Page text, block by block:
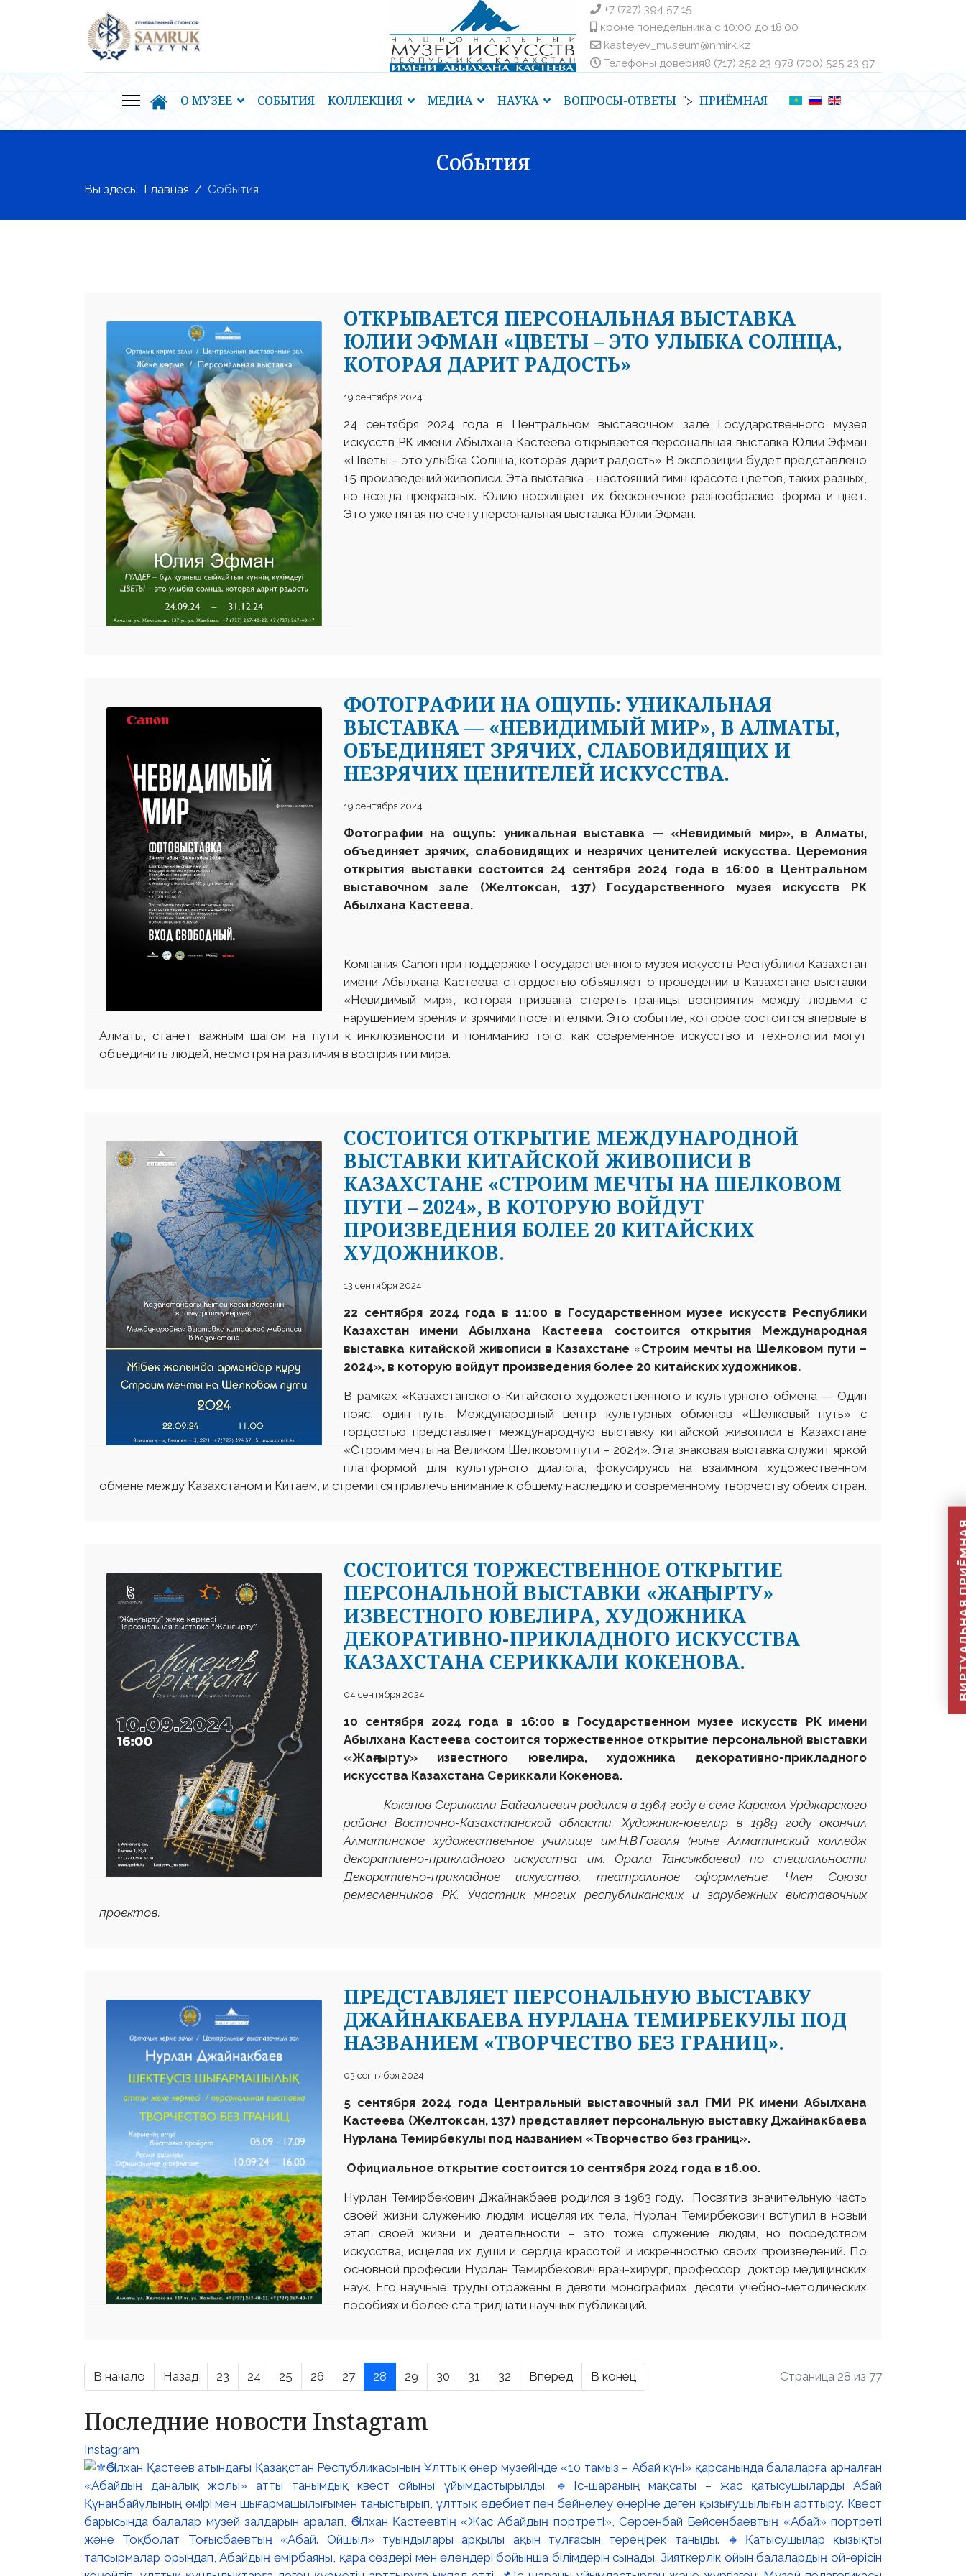
+7 (727) 394 57 15
кроме понедельника с 10:00 до 18:00
kasteyev_museum@nmirk.kz
Телефоны доверияㅤ8 (717) 252 23 97ㅤㅤ8 (700) 525 23 97
О МУЗЕЕ СОБЫТИЯ КОЛЛЕКЦИЯ МЕДИА НАУКА ВОПРОСЫ-ОТВЕТЫ "> ПРИЁМНАЯ
События
Вы здесь: Главная События
OТКРЫВАЕТСЯ ПЕРСОНАЛЬНАЯ ВЫСТАВКА
ЮЛИИ ЭФМАН «ЦВЕТЫ – ЭТО УЛЫБКА СОЛНЦА,
КОТОРАЯ ДАРИТ РАДОСТЬ»
19 сентября 2024
24 сентября 2024 года в Центральном выставочном зале Государственного музея
искусств РК имени Абылхана Кастеева открывается персональная выставка Юлии Эфман
«Цветы – это улыбка Солнца, которая дарит радость» В экспозиции будет представлено
15 произведений живописи. Эта выставка – настоящий гимн красоте цветов, таких разных,
но всегда прекрасных. Юлию восхищает их бесконечное разнообразие, форма и цвет.
Это уже пятая по счету персональная выставка Юлии Эфман.
ФОТОГРАФИИ НА ОЩУПЬ: УНИКАЛЬНАЯ
ВЫСТАВКА — «НЕВИДИМЫЙ МИР», В АЛМАТЫ,
ОБЪЕДИНЯЕТ ЗРЯЧИХ, СЛАБОВИДЯЩИХ И
НЕЗРЯЧИХ ЦЕНИТЕЛЕЙ ИСКУССТВА.
19 сентября 2024
Фотографии на ощупь: уникальная выставка — «Невидимый мир», в Алматы,
объединяет зрячих, слабовидящих и незрячих ценителей искусства. Церемония
открытия выставки состоится 24 сентября 2024 года в 16:00 в Центральном
выставочном зале (Желтоксан, 137) Государственного музея искусств РК
Абылхана Кастеева.
Компания Canon при поддержке Государственного музея искусств Республики Казахстан
имени Абылхана Кастеева с гордостью объявляет о проведении в Казахстане выставки
«Невидимый мир», которая призвана стереть границы восприятия между людьми с
нарушением зрения и зрячими посетителями. Это событие, которое состоится впервые в
Алматы, станет важным шагом на пути к инклюзивности и пониманию того, как современное искусство и технологии могут
объединить людей, несмотря на различия в восприятии мира.
CОСТОИТСЯ ОТКРЫТИЕ МЕЖДУНАРОДНОЙ
ВЫСТАВКИ КИТАЙСКОЙ ЖИВОПИСИ В
КАЗАХСТАНЕ «СТРОИМ МЕЧТЫ НА ШЕЛКОВОМ
ПУТИ – 2024», В КОТОРУЮ ВОЙДУТ
ПРОИЗВЕДЕНИЯ БОЛЕЕ 20 КИТАЙСКИХ
ХУДОЖНИКОВ.
13 сентября 2024
22 сентября 2024 года в 11:00 в Государственном музее искусств Республики
Казахстан имени Абылхана Кастеева состоится открытия Международная
выставка китайской живописи в Казахстане «Строим мечты на Шелковом пути –
2024», в которую войдут произведения более 20 китайских художников.
В рамках «Казахстанского-Китайского художественного и культурного обмена — Один
пояс, один путь, Международный центр культурных обменов «Шелковый путь» с
гордостью представляет международную выставку китайской живописи в Казахстане
«Строим мечты на Великом Шелковом пути – 2024». Эта знаковая выставка служит яркой
платформой для культурного диалога, фокусируясь на взаимном художественном
обмене между Казахстаном и Китаем, и стремится привлечь внимание к общему наследию и современному творчеству обеих стран.
CОСТОИТСЯ ТОРЖЕСТВЕННОЕ ОТКРЫТИЕ
ПЕРСОНАЛЬНОЙ ВЫСТАВКИ «ЖАҢҒЫРТУ»
ИЗВЕСТНОГО ЮВЕЛИРА, ХУДОЖНИКА
ДЕКОРАТИВНО-ПРИКЛАДНОГО ИСКУССТВА
КАЗАХСТАНА СЕРИККАЛИ КОКЕНОВА.
04 сентября 2024
10 сентября 2024 года в 16:00 в Государственном музее искусств РК имени
Абылхана Кастеева состоится торжественное открытие персональной выставки
«Жаңғырту» известного ювелира, художника декоративно-прикладного
искусства Казахстана Сериккали Кокенова.
Кокенов Сериккали Байгалиевич родился в 1964 году в селе Каракол Урджарского
района Восточно-Казахстанской области. Художник-ювелир в 1989 году окончил
Алматинское художественное училище им.Н.В.Гоголя (ныне Алматинский колледж
декоративно-прикладного искусства им. Орала Тансыкбаева) по специальности
Декоративно-прикладное искусство, театральное оформление. Член Союза
ремесленников РК. Участник многих республиканских и зарубежных выставочных
проектов.
ПРЕДСТАВЛЯЕТ ПЕРСОНАЛЬНУЮ ВЫСТАВКУ
ДЖАЙНАКБАЕВА НУРЛАНА ТЕМИРБЕКУЛЫ ПОД
НАЗВАНИЕМ «ТВОРЧЕСТВО БЕЗ ГРАНИЦ».
03 сентября 2024
5 сентября 2024 года Центральный выставочный зал ГМИ РК имени Абылхана
Кастеева (Желтоксан, 137) представляет персональную выставку Джайнакбаева
Нурлана Темирбекулы под названием «Творчество без границ».
Официальное открытие состоится 10 сентября 2024 года в 16.00.
Нурлан Темирбекович Джайнакбаев родился в 1963 году. Посвятив значительную часть
своей жизни служению людям, исцеляя их тела, Нурлан Темирбекович вступил в новый
этап своей жизни и деятельности – это тоже служение людям, но посредством
искусства, исцеляя их души и сердца красотой и искренностью своих произведений. По
основной професии Нурлан Темирбекович врач-хирург, профессор, доктор медицинских
наук. Его научные труды отражены в девяти монографиях, десяти учебно-методических
пособиях и более ста тридцати научных публикаций.
В начало Назад 23 24 25 26 27 28 29 30 31 32 Вперед В конец Страница 28 из 77
Последние новости Instagram
Instagram